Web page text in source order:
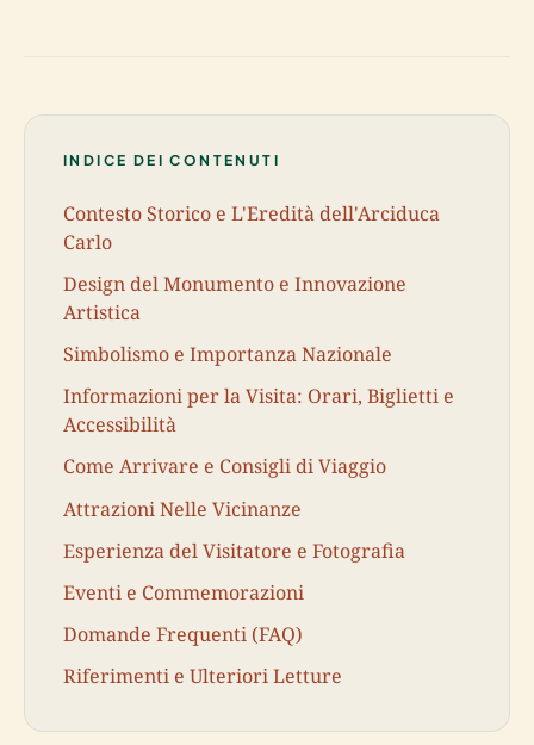
INDICE DEI CONTENUTI
Contesto Storico e L'Eredità dell'Arciduca
Carlo
Design del Monumento e Innovazione
Artistica
Simbolismo e Importanza Nazionale
Informazioni per la Visita: Orari, Biglietti e
Accessibilità
Come Arrivare e Consigli di Viaggio
Attrazioni Nelle Vicinanze
Esperienza del Visitatore e Fotografia
Eventi e Commemorazioni
Domande Frequenti (FAQ)
Riferimenti e Ulteriori Letture